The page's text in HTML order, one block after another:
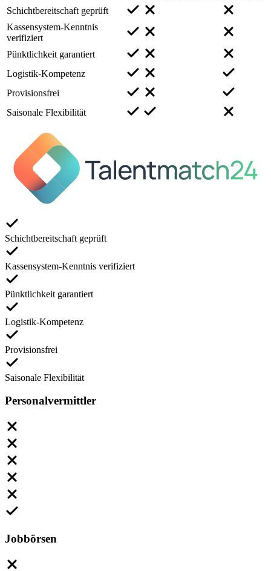
Schichtbereitschaft geprüft
Kassensystem-Kenntnis
verifiziert
Pünktlichkeit garantiert
Logistik-Kompetenz
Provisionsfrei
Saisonale Flexibilität
Schichtbereitschaft geprüft
Kassensystem-Kenntnis verifiziert
Pünktlichkeit garantiert
Logistik-Kompetenz
Provisionsfrei
Saisonale Flexibilität
Personalvermittler
Jobbörsen